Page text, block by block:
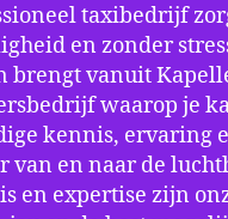
taxibedrijf
en zonder
brengt vanuit
waarop je
kennis, ervaring
van en naar de
en expertise zijn